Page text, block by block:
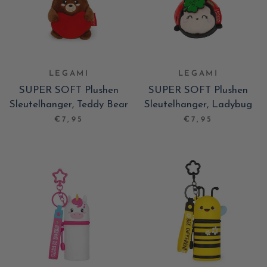
LEGAMI
SUPER SOFT Plushen
Sleutelhanger, Teddy Bear
€7,95
LEGAMI
SUPER SOFT Plushen
Sleutelhanger, Ladybug
€7,95